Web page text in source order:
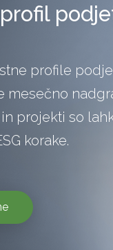
profile
mesečno
projekti so
korake.